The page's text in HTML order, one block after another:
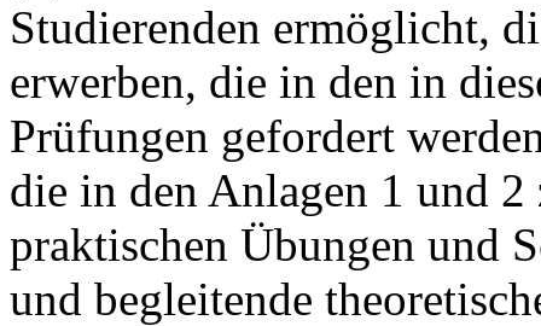
Studierenden ermöglicht,
erwerben, die in den in
Prüfungen gefordert
die in den Anlagen 1 und 2
praktischen Übungen und
und begleitende